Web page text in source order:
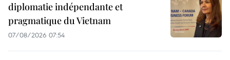
diplomatie indépendante et
pragmatique du Vietnam
07/08/2026 07:54